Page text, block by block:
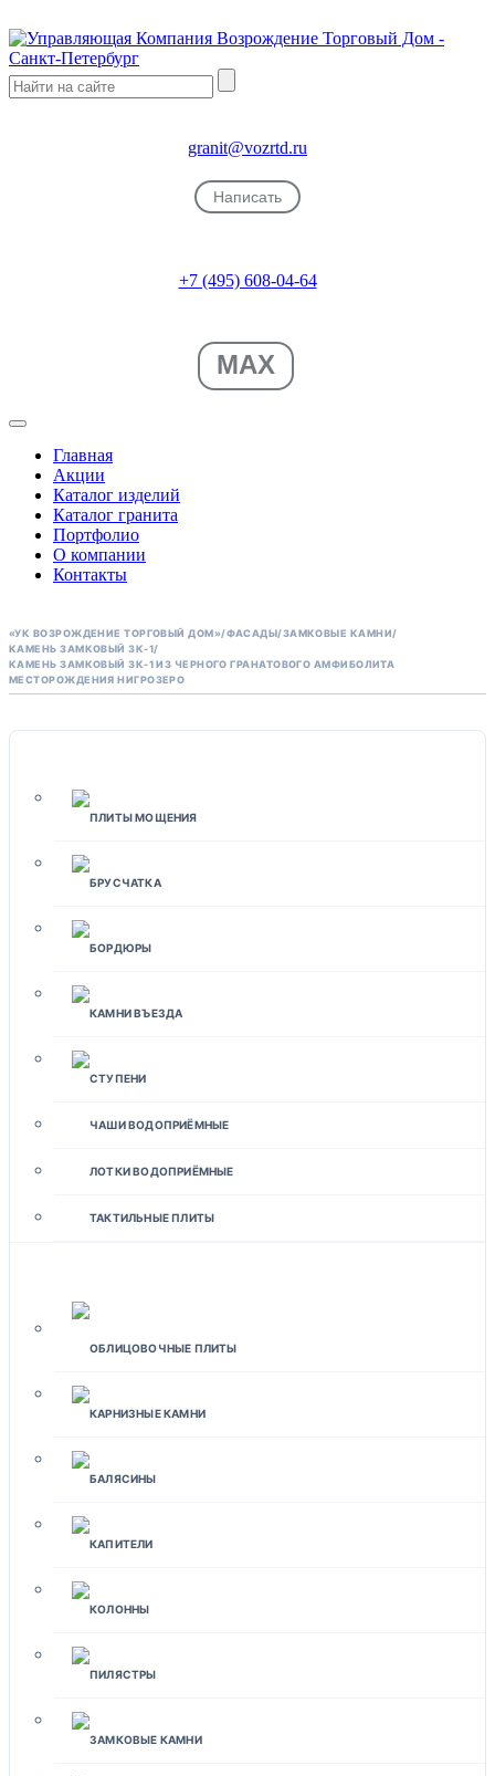
MAX
granit@vozrtd.ru
Написать
+7 (495) 608-04-64
Главная
Акции
Каталог изделий
Каталог гранита
Портфолио
О компании
Контакты
«УК ВОЗРОЖДЕНИЕ ТОРГОВЫЙ ДОМ»/ФАСАДЫ/ЗАМКОВЫЕ КАМНИ/
КАМЕНЬ ЗАМКОВЫЙ ЗК-1/
КАМЕНЬ ЗАМКОВЫЙ ЗК-1 ИЗ ЧЕРНОГО ГРАНАТОВОГО АМФИБОЛИТА
МЕСТОРОЖДЕНИЯ НИГРОЗЕРО
ПЛИТЫ МОЩЕНИЯ
БРУСЧАТКА
БОРДЮРЫ
КАМНИ ВЪЕЗДА
СТУПЕНИ
ЧАШИ ВОДОПРИЁМНЫЕ
ЛОТКИ ВОДОПРИЁМНЫЕ
ТАКТИЛЬНЫЕ ПЛИТЫ
ОБЛИЦОВОЧНЫЕ ПЛИТЫ
КАРНИЗНЫЕ КАМНИ
БАЛЯСИНЫ
КАПИТЕЛИ
КОЛОННЫ
ПИЛЯСТРЫ
ЗАМКОВЫЕ КАМНИ